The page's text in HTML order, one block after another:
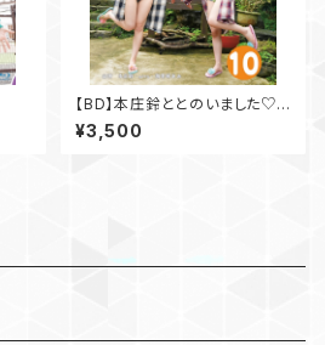
【BD】本庄鈴ととのいました♡V
ol.10
¥3,500